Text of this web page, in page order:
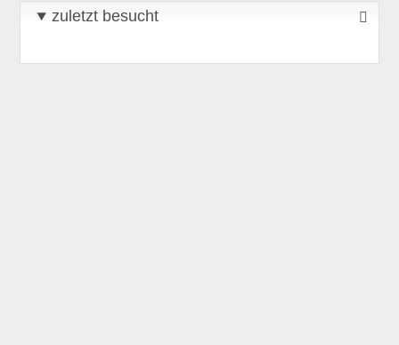
zuletzt besucht